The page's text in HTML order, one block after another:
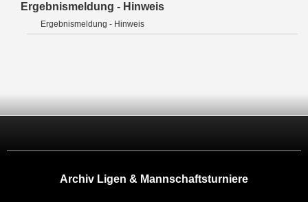
Ergebnismeldung - Hinweis
Ergebnismeldung - Hinweis
Archiv Ligen & Mannschaftsturniere